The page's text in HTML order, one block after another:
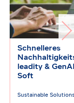
Schnelleres
leadity &
Soft
Sustainable